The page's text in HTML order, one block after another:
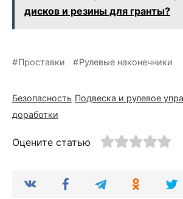
дисков и резины для гранты?
Проставки Рулевые наконечники
Безопасность Подвеска и рулевое
доработки
Оцените статью